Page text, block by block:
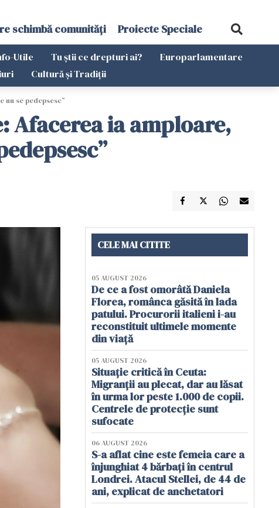
schimbă comunități Proiecte Speciale
Utile Tu știi ce drepturi ai?
Europarlamentare
Cultură și Tradiții
se pedepsesc”
Afacerea ia amploare,
CELE MAI CITITE
05 AUGUST 2026
De ce a fost omorâtă Daniela
Florea, românca găsită în lada
patului. Procurorii italieni i-au
reconstituit ultimele momente
din viață
05 AUGUST 2026
Situație critică în Ceuta:
Migranții au plecat, dar au lăsat
în urma lor peste 1.000 de copii.
Centrele de protecție sunt
sufocate
06 AUGUST 2026
S-a aflat cine este femeia care a
înjunghiat 4 bărbați în centrul
Londrei. Atacul Stellei, de 44 de
ani, explicat de anchetatori